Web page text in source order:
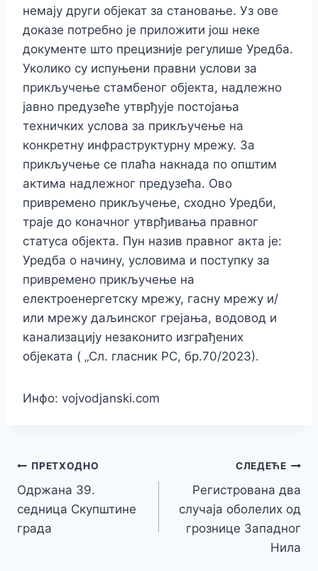
немају други објекат за становање. Уз ове
доказе потребно је приложити још неке
документе што прецизније регулише Уредба.
Уколико су испуњени правни услови за
прикључење стамбеног објекта, надлежно
јавно предузеће утврђује постојања
техничких услова за прикључење на
конкретну инфраструктурну мрежу. За
прикључење се плаћа накнада по општим
актима надлежног предузећа. Ово
привремено прикључење, сходно Уредби,
траје до коначног утврђивања правног
статуса објекта. Пун назив правног акта је:
Уредба о начину, условима и поступку за
привремено прикључење на
електроенергетску мрежу, гасну мрежу и/
или мрежу даљинског грејања, водовод и
канализацију незаконито изграђених
објеката ( „Сл. гласник РС, бр.70/2023).
Инфо: vojvodjanski.com
Кретање
чланка
ПРЕТХОДНО
Одржана 39.
седница Скупштине
града
СЛЕДЕЋЕ
Регистрована два
случаја оболелих од
грознице Западног
Нила